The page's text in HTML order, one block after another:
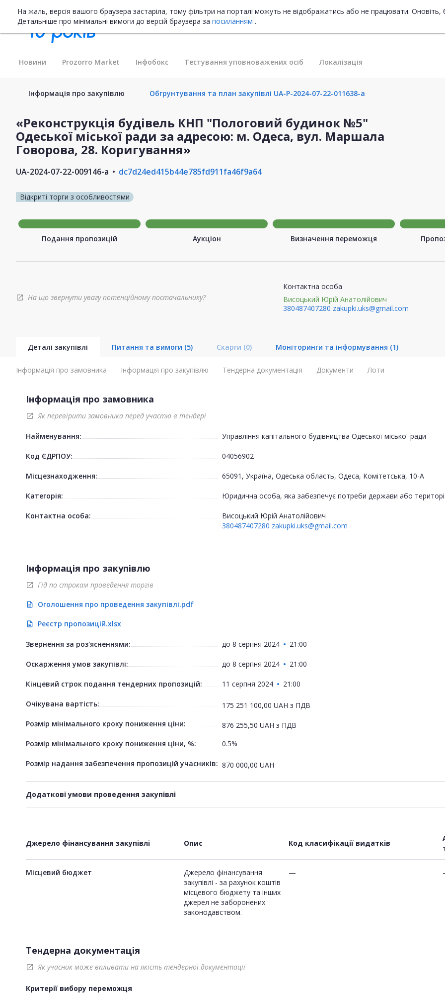
На жаль, версія вашого браузера застаріла, тому фільтри на порталі можуть не відображатись або не працювати.
Детальніше про мінімальні вимоги до версій браузера за посиланням .
Новини Prozorro Market Інфобокс Тестування уповноважених осіб Локалізація
Інформація про закупівлю Обгрунтування та план закупівлі UA-P-2024-07-22-011638-a
«Реконструкція будівель КНП "Пологовий будинок №5"
Одеської міської ради за адресою: м. Одеса, вул. Маршала
Говорова, 28. Коригування»
UA-2024-07-22-009146-a dc7d24ed415b44e785fd911fa46f9a64
Відкриті торги з особливостями
Подання пропозицій Аукціон Визначення переможця
open_in_new На що звернути увагу потенційному постачальнику?
Контактна особа
Висоцький Юрій Анатолійович
380487407280 zakupki.uks@gmail.com
Деталі закупівлі Питання та вимоги (5) Скарги (0) Моніторинги та інформування (1)
Інформація про замовника Інформація про закупівлю Тендерна документація Документи Лоти
Інформація про замовника
open_in_new Як перевірити замовника перед участю в тендері
Найменування: Управління капітального будівництва Одеської міської ради
Код ЄДРПОУ: 04056902
Місцезнаходження: 65091, Україна, Одеська область, Одеса, Комітетська, 10-А
Категорія: Юридична особа, яка забезпечує потреби держави або
Контактна особа:
Висоцький Юрій Анатолійович
380487407280 zakupki.uks@gmail.com
Інформація про закупівлю
open_in_new Гід по строкам проведення торгів
description Оголошення про проведення закупівлі.pdf
description Реєстр пропозицій.xlsx
Звернення за роз'ясненнями: до 8 серпня 2024 21:00
Оскарження умов закупівлі: до 8 серпня 2024 21:00
Кінцевий строк подання тендерних пропозицій: 11 серпня 2024 21:00
Очікувана вартість: 175 251 100,00 UAH з ПДВ
Розмір мінімального кроку пониження ціни:
876 255,50 UAH з ПДВ
Розмір мінімального кроку пониження ціни, %:
0.5%
Розмір надання забезпечення пропозицій учасників: 870 000,00 UAH
Додаткові умови проведення закупівлі
Джерело фінансування закупівлі Опис Код класифікації видатків
Місцевий бюджет
Джерело фінансування
закупівлі - за рахунок коштів
місцевого бюджету та інших
джерел не заборонених
законодавством.
—
Тендерна документація
open_in_new Як учасник може впливати на якість тендерної документації
Критерії вибору переможця